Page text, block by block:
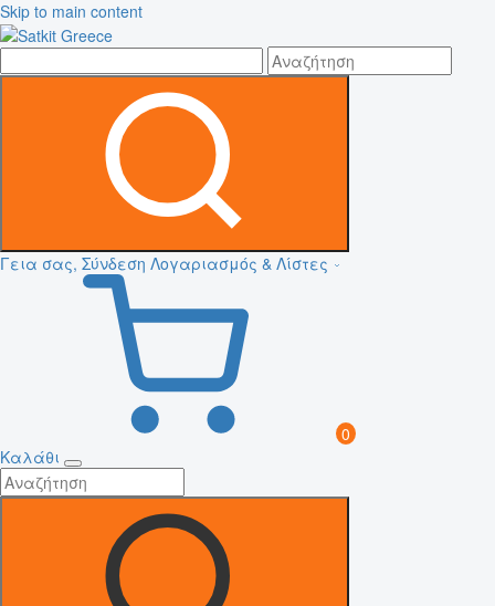
Skip to main content
Γεια σας, Σύνδεση Λογαριασμός & Λίστες
0
Καλάθι